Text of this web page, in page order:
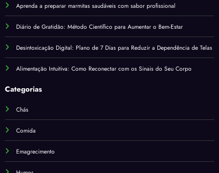
Aprenda a preparar marmitas saudáveis com sabor profissional
Diário de Gratidão: Método Científico para Aumentar o Bem-Estar
Desintoxicação Digital: Plano de 7 Dias para Reduzir a Dependência de Telas
Alimentação Intuitiva: Como Reconectar com os Sinais do Seu Corpo
Categorias
Chás
Comida
Emagrecimento